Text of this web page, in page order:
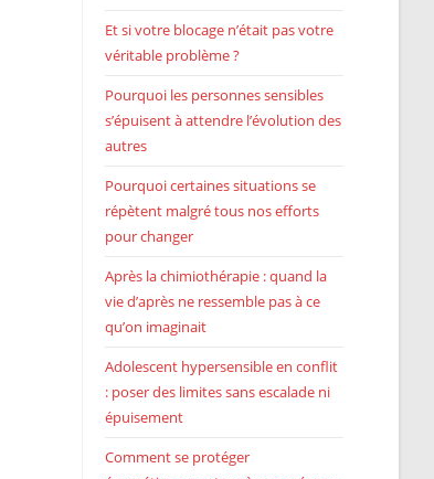
Et si votre blocage n’était pas votre
véritable problème ?
Pourquoi les personnes sensibles
s’épuisent à attendre l’évolution des
autres
Pourquoi certaines situations se
répètent malgré tous nos efforts
pour changer
Après la chimiothérapie : quand la
vie d’après ne ressemble pas à ce
qu’on imaginait
Adolescent hypersensible en conflit
: poser des limites sans escalade ni
épuisement
Comment se protéger